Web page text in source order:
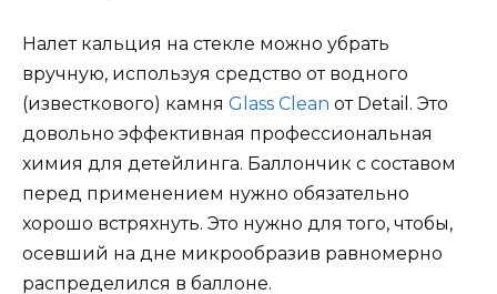
Налет кальция на стекле можно убрать
вручную, используя средство от водного
(известкового) камня Glass Clean от Detail. Это
довольно эффективная профессиональная
химия для детейлинга. Баллончик с составом
перед применением нужно обязательно
хорошо встряхнуть. Это нужно для того, чтобы,
осевший на дне микрообразив равномерно
распределился в баллоне.